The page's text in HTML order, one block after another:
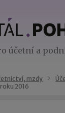
účetní a
mzdy
2016